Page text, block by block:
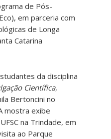
de Pós-
em parceria com
de Longa
Catarina
da disciplina
Científica,
Bertoncini no
mostra exibe
na Trindade, em
ao Parque